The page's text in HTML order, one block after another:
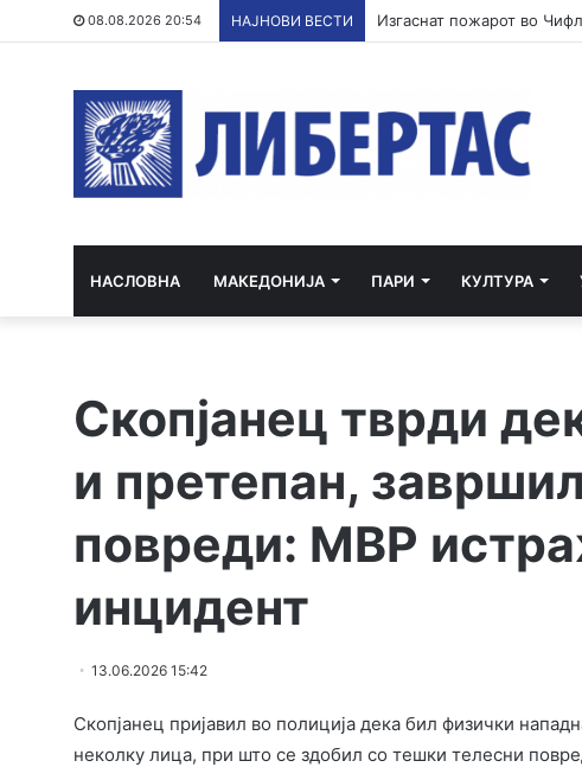
08.08.2026 20:54 НАЈНОВИ ВЕСТИ Кривична за полицаец
НАСЛОВНА МАКЕДОНИЈА ПАРИ КУЛТУРА
Скопјанец тврди
и претепан,
повреди: МВР
инцидент
13.06.2026 15:42
Скопјанец пријавил во полиција дека бил физички
неколку лица, при што се здобил со тешки телесни